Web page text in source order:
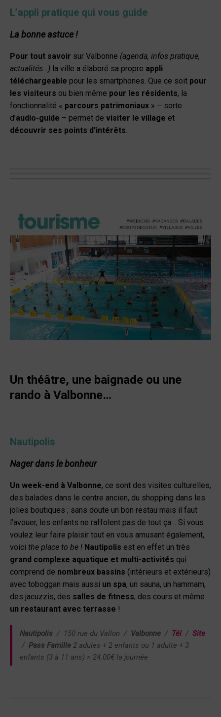
L’appli pratique qui vous guide
La bonne astuce !
Pour tout savoir sur Valbonne (agenda, infos pratique,
actualités…) la ville a élaboré sa propre appli
téléchargeable pour les smartphones. Que ce soit pour
les visiteurs ou bien même pour les résidents, la
fonctionnalité « parcours patrimoniaux » – sorte
d’audio-guide – permet de visiter le village et
découvrir ses points d’intérêts.
Un théâtre, une baignade ou une
rando à Valbonne…
Nautipolis
Nager dans le bonheur
Un week-end à Valbonne, ce sont des visites culturelles,
des balades dans le centre ancien, du shopping dans les
jolies boutiques ; sans doute un bon restau mais il faut
l’avouer, les enfants ne raffolent pas de tout ça… Si vous
voulez leur faire plaisir tout en vous amusant également,
voici the place to be ! Nautipolis est en effet un très
grand complexe aquatique et multi-activités qui
comprend de nombreux bassins (intérieurs et extérieurs)
avec toboggan mais aussi un spa, un sauna, un hammam,
des jacuzzis, des salles de fitness, des cours et même
un restaurant avec terrasse !
Nautipolis / 150 rue du Vallon / Valbonne / Tél / Site
/ Pass Famille 2 adules + 2 enfants ou 1 adulte + 3
enfants (3 à 11 ans) > 24.00€ la journée